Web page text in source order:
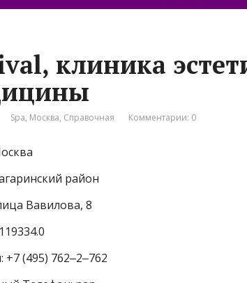
клиника
Spa, Москва, Справочная Комментарии: 0
район
Вавилова, 8
+7 (495) 762‒2‒762